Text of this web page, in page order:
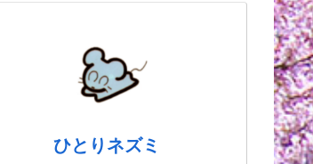
ひとりネズミ